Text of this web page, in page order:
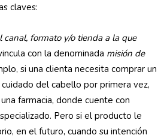
claves:
canal, formato y/o tienda a la que
con la denominada misión de
si una clienta necesita comprar un
del cabello por primera vez,
farmacia, donde cuente con
Pero si el producto le
en el futuro, cuando su intención